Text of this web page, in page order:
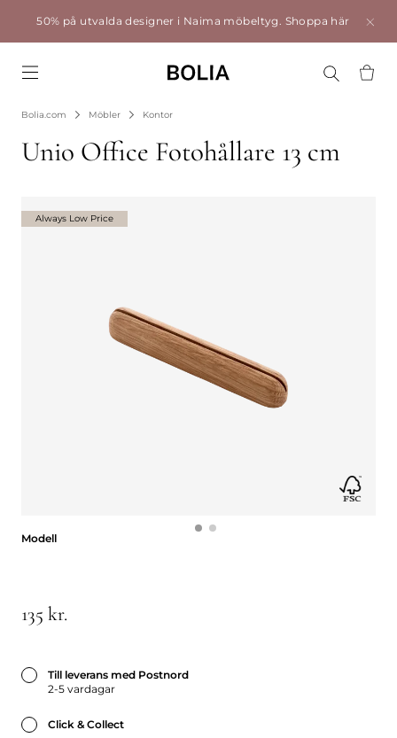
50% på utvalda designer i Naima möbeltyg. Shoppa här
Bolia.com Möbler Kontor
Unio Office Fotohållare 13 cm
Modell
135 kr.
Till leverans med Postnord
2-5 vardagar
Click & Collect
Always Low Price